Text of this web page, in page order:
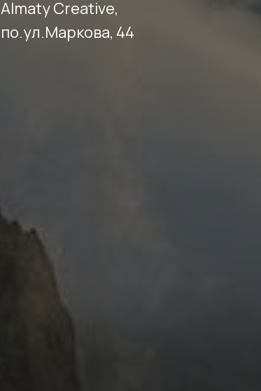
Almaty Creative,
по.ул.Маркова, 44